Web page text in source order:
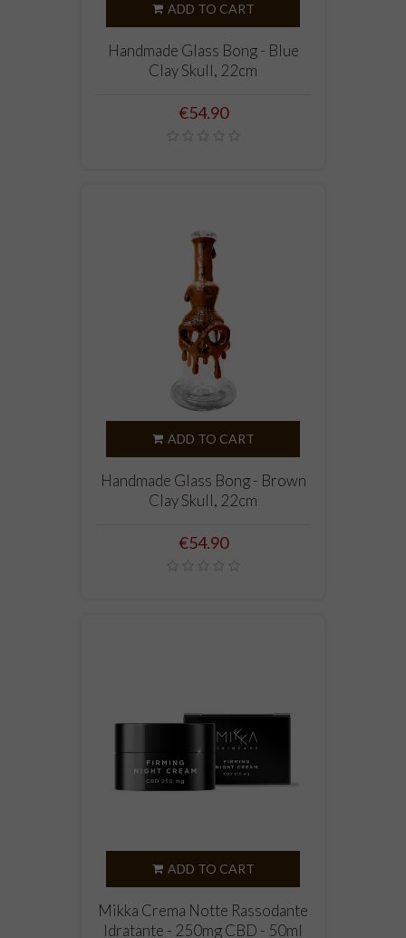
ADD TO CART
Handmade Glass Bong - Blue
Clay Skull, 22cm
Price
€54.90
ADD TO CART
Handmade Glass Bong - Brown
Clay Skull, 22cm
Price
€54.90
ADD TO CART
Mikka Crema Notte Rassodante
Idratante - 250mg CBD - 50ml